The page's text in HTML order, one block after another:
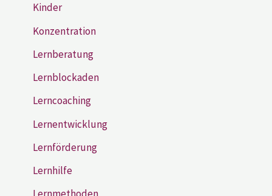
Kinder
Konzentration
Lernberatung
Lernblockaden
Lerncoaching
Lernentwicklung
Lernförderung
Lernhilfe